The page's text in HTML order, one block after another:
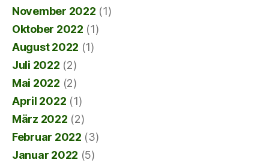
November 2022 (1)
Oktober 2022 (1)
August 2022 (1)
Juli 2022 (2)
Mai 2022 (2)
April 2022 (1)
März 2022 (2)
Februar 2022 (3)
Januar 2022 (5)